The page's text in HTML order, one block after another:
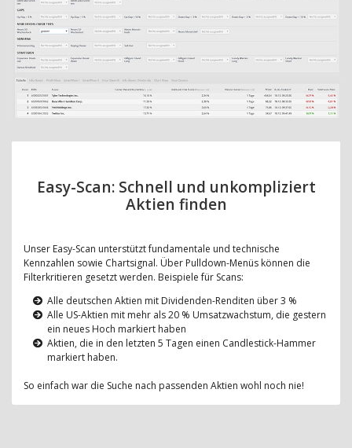
Easy-Scan: Schnell und unkompliziert
Aktien finden
Unser Easy-Scan unterstützt fundamentale und technische
Kennzahlen sowie Chartsignal. Über Pulldown-Menüs können die
Filterkritieren gesetzt werden. Beispiele für Scans:
Alle deutschen Aktien mit Dividenden-Renditen über 3 %
Alle US-Aktien mit mehr als 20 % Umsatzwachstum, die gestern
ein neues Hoch markiert haben
Aktien, die in den letzten 5 Tagen einen Candlestick-Hammer
markiert haben.
So einfach war die Suche nach passenden Aktien wohl noch nie!